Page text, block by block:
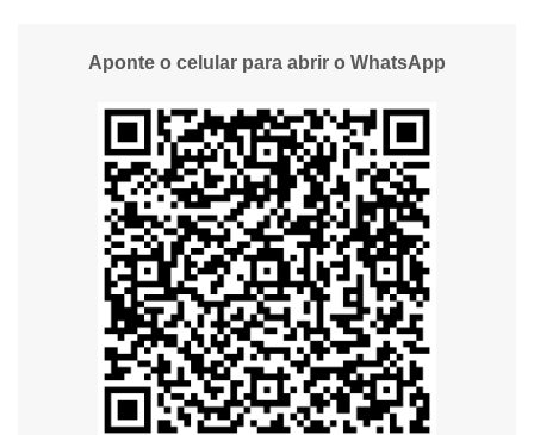
Aponte o celular para abrir o WhatsApp